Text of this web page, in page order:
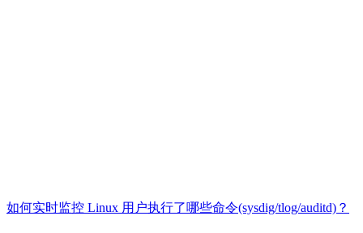
如何实时监控 Linux 用户执行了哪些命令(sysdig/tlog/auditd)？